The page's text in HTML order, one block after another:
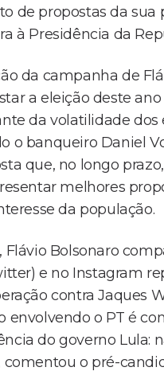
de propostas da sua
à Presidência da
da campanha de
a eleição deste ano
da volatilidade dos
o banqueiro Daniel
que, no longo
melhores
da população.
Flávio Bolsonaro
e no Instagram
contra Jaques
envolvendo o PT é
do governo Lula:
comentou o pré-